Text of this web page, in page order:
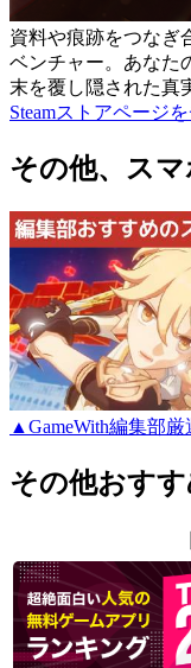
資料や痕跡をつなぎ
ベンチャー。あなた
末を覆し隠された真
Steamストアページ
その他、ス
▲GameWith編集部
その他おす